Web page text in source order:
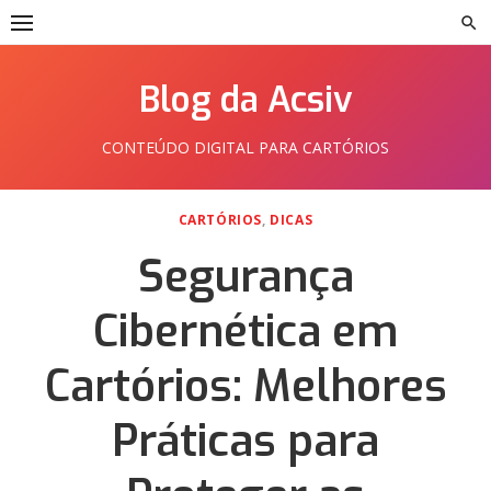
Skip
to
Blog da Acsiv
CONTEÚDO DIGITAL PARA CARTÓRIOS
CARTÓRIOS, DICAS
Segurança
Cibernética em
Cartórios: Melhores
Práticas para